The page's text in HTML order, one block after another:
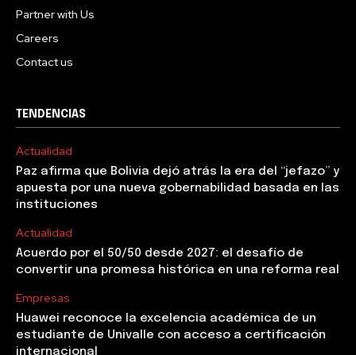
Partner with Us
Careers
Contact us
TENDENCIAS
Actualidad
Paz afirma que Bolivia dejó atrás la era del “jefazo” y
apuesta por una nueva gobernabilidad basada en las
instituciones
Actualidad
Acuerdo por el 50/50 desde 2027: el desafío de
convertir una promesa histórica en una reforma real
Empresas
Huawei reconoce la excelencia académica de un
estudiante de Univalle con acceso a certificación
internacional